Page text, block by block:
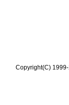
Copyright(C)